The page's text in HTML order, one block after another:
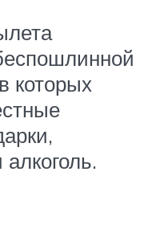
которых